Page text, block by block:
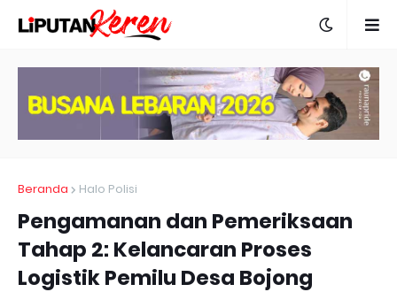
Beranda Halo Polisi
Pengamanan dan Pemeriksaan
Tahap 2: Kelancaran Proses
Logistik Pemilu Desa Bojong